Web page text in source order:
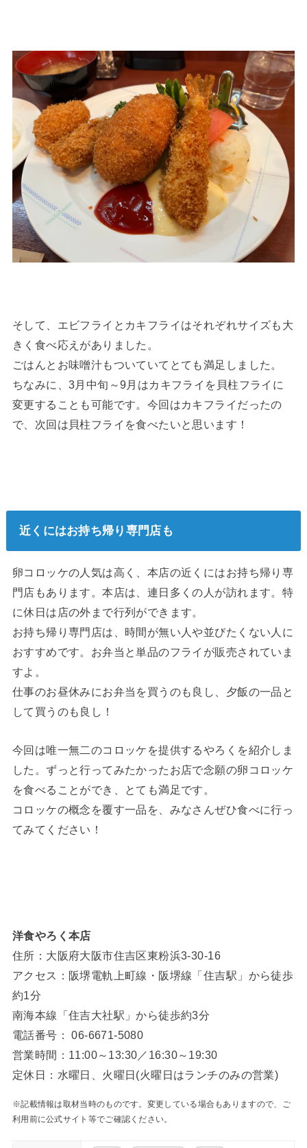
そして、エビフライとカキフライはそれぞれサイズも大
きく食べ応えがありました。
ごはんとお味噌汁もついていてとても満足しました。
ちなみに、3月中旬～9月はカキフライを貝柱フライに
変更することも可能です。今回はカキフライだったの
で、次回は貝柱フライを食べたいと思います！
近くにはお持ち帰り専門店も
卵コロッケの人気は高く、本店の近くにはお持ち帰り専
門店もあります。本店は、連日多くの人が訪れます。特
に休日は店の外まで行列ができます。
お持ち帰り専門店は、時間が無い人や並びたくない人に
おすすめです。お弁当と単品のフライが販売されていま
すよ。
仕事のお昼休みにお弁当を買うのも良し、夕飯の一品と
して買うのも良し！
今回は唯一無二のコロッケを提供するやろくを紹介しま
した。ずっと行ってみたかったお店で念願の卵コロッケ
を食べることができ、とても満足です。
コロッケの概念を覆す一品を、みなさんぜひ食べに行っ
てみてください！
洋食やろく本店
住所：大阪府大阪市住吉区東粉浜3-30-16
アクセス：阪堺電軌上町線・阪堺線「住吉駅」から徒歩
約1分
南海本線「住吉大社駅」から徒歩約3分
電話番号： 06-6671-5080
営業時間：11:00～13:30／16:30～19:30
定休日：水曜日、火曜日(火曜日はランチのみの営業)
※記載情報は取材当時のものです。変更している場合もありますので、ご
利用前に公式サイト等でご確認ください。